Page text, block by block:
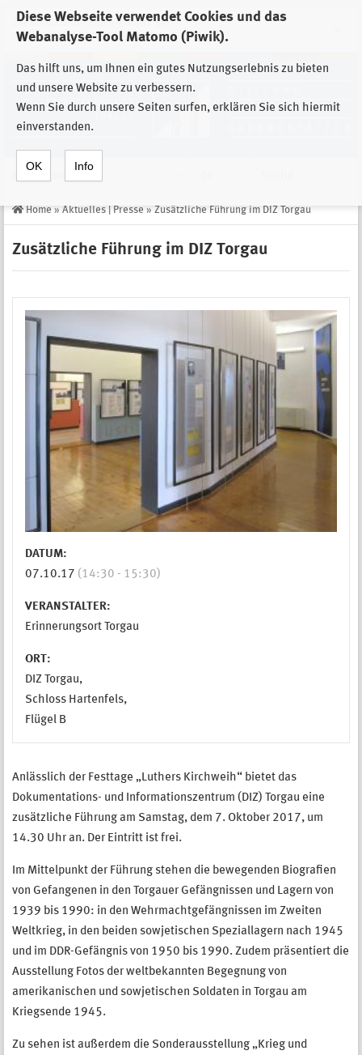
Diese Webseite verwendet Cookies und das
Webanalyse-Tool Matomo (Piwik).
Das hilft uns, um Ihnen ein gutes Nutzungserlebnis zu bieten
und unsere Website zu verbessern.
Wenn Sie durch unsere Seiten surfen, erklären Sie sich hiermit
einverstanden.
OK Info
Zur Auswahl der Einrichtungen der
Stiftung Sächsische Gedenkstätten
Home » Aktuelles | Presse » Zusätzliche Führung im DIZ Torgau
Zusätzliche Führung im DIZ Torgau
DATUM:
07.10.17 (14:30 - 15:30)
VERANSTALTER:
Erinnerungsort Torgau
ORT:
DIZ Torgau,
Schloss Hartenfels,
Flügel B
Anlässlich der Festtage „Luthers Kirchweih“ bietet das
Dokumentations- und Informationszentrum (DIZ) Torgau eine
zusätzliche Führung am Samstag, dem 7. Oktober 2017, um
14.30 Uhr an. Der Eintritt ist frei.
Im Mittelpunkt der Führung stehen die bewegenden Biografien
von Gefangenen in den Torgauer Gefängnissen und Lagern von
1939 bis 1990: in den Wehrmachtgefängnissen im Zweiten
Weltkrieg, in den beiden sowjetischen Speziallagern nach 1945
und im DDR-Gefängnis von 1950 bis 1990. Zudem präsentiert die
Ausstellung Fotos der weltbekannten Begegnung von
amerikanischen und sowjetischen Soldaten in Torgau am
Kriegsende 1945.
Zu sehen ist außerdem die Sonderausstellung „Krieg und